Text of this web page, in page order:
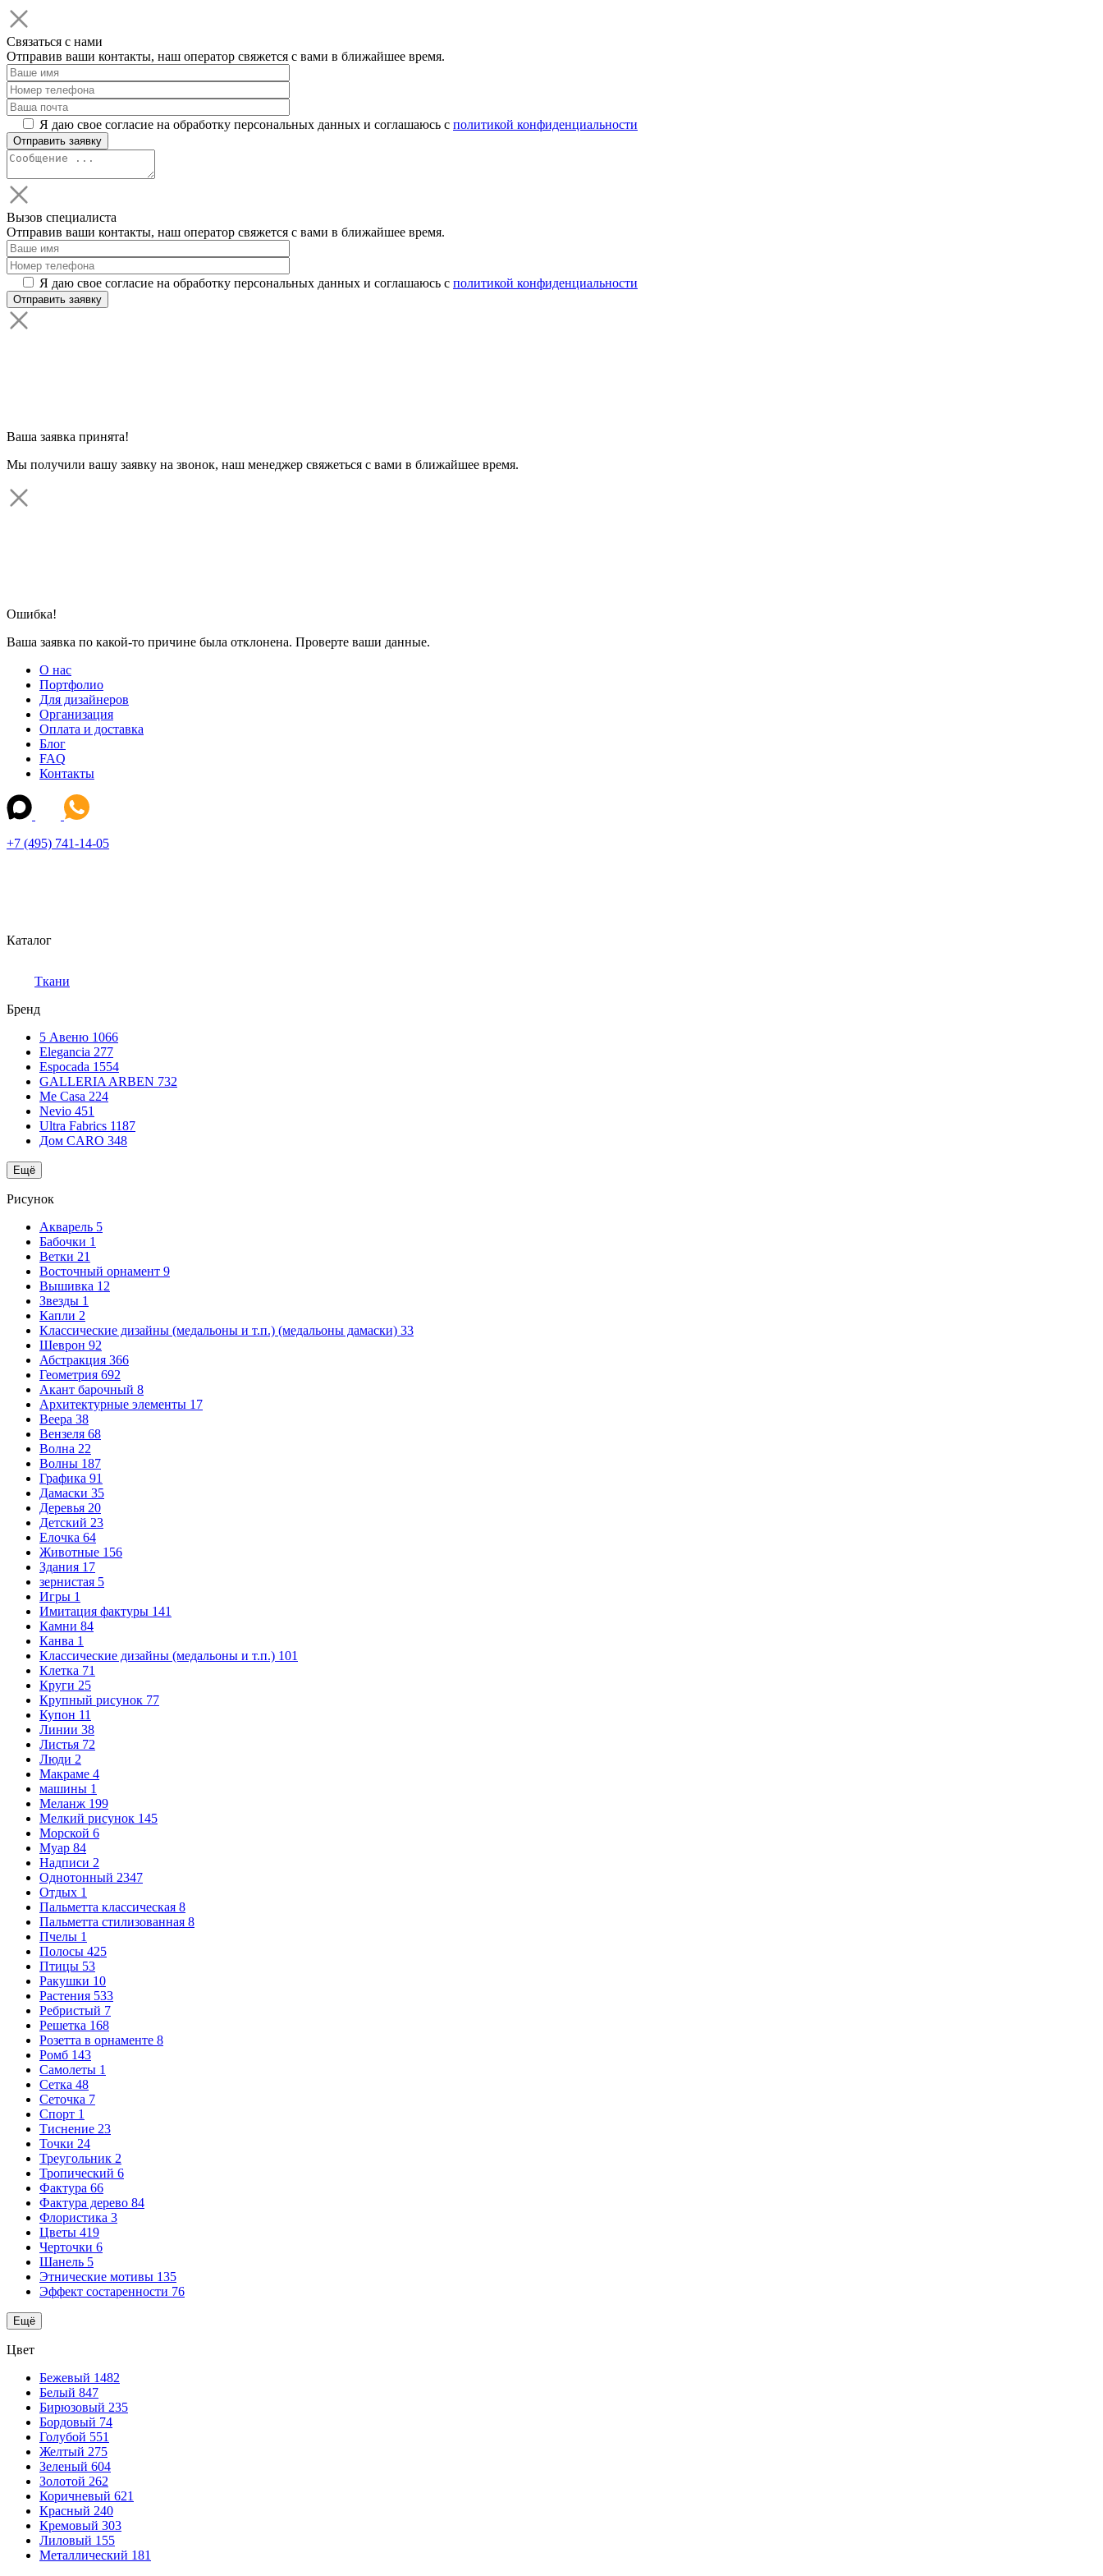
Связаться с нами
Отправив ваши контакты, наш оператор свяжется с вами в ближайшее время.
Я даю свое согласие на обработку персональных данных и соглашаюсь с политикой конфиденциальности
Вызов специалиста
Отправив ваши контакты, наш оператор свяжется с вами в ближайшее время.
Я даю свое согласие на обработку персональных данных и соглашаюсь с политикой конфиденциальности
Ваша заявка принята!
Мы получили вашу заявку на звонок, наш менеджер свяжеться с вами в ближайшее время.
Ошибка!
Ваша заявка по какой-то причине была отклонена. Проверте ваши данные.
О нас
Портфолио
Для дизайнеров
Организация
Оплата и доставка
Блог
FAQ
Контакты
+7 (495) 741-14-05
Каталог
Ткани
Бренд
5 Авеню 1066
Elegancia 277
Espocada 1554
GALLERIA ARBEN 732
Me Casa 224
Nevio 451
Ultra Fabrics 1187
Дом CARO 348
Ещё
Рисунок
Акварель 5
Бабочки 1
Ветки 21
Восточный орнамент 9
Вышивка 12
Звезды 1
Капли 2
Классические дизайны (медальоны и т.п.) (медальоны дамаски) 33
Шеврон 92
Абстракция 366
Геометрия 692
Акант барочный 8
Архитектурные элементы 17
Веера 38
Вензеля 68
Волна 22
Волны 187
Графика 91
Дамаски 35
Деревья 20
Детский 23
Елочка 64
Животные 156
Здания 17
зернистая 5
Игры 1
Имитация фактуры 141
Камни 84
Канва 1
Классические дизайны (медальоны и т.п.) 101
Клетка 71
Круги 25
Крупный рисунок 77
Купон 11
Линии 38
Листья 72
Люди 2
Макраме 4
машины 1
Меланж 199
Мелкий рисунок 145
Морской 6
Муар 84
Надписи 2
Однотонный 2347
Отдых 1
Пальметта классическая 8
Пальметта стилизованная 8
Пчелы 1
Полосы 425
Птицы 53
Ракушки 10
Растения 533
Ребристый 7
Решетка 168
Розетта в орнаменте 8
Ромб 143
Самолеты 1
Сетка 48
Сеточка 7
Спорт 1
Тиснение 23
Точки 24
Треугольник 2
Тропический 6
Фактура 66
Фактура дерево 84
Флористика 3
Цветы 419
Черточки 6
Шанель 5
Этнические мотивы 135
Эффект состаренности 76
Ещё
Цвет
Бежевый 1482
Белый 847
Бирюзовый 235
Бордовый 74
Голубой 551
Желтый 275
Зеленый 604
Золотой 262
Коричневый 621
Красный 240
Кремовый 303
Лиловый 155
Металлический 181